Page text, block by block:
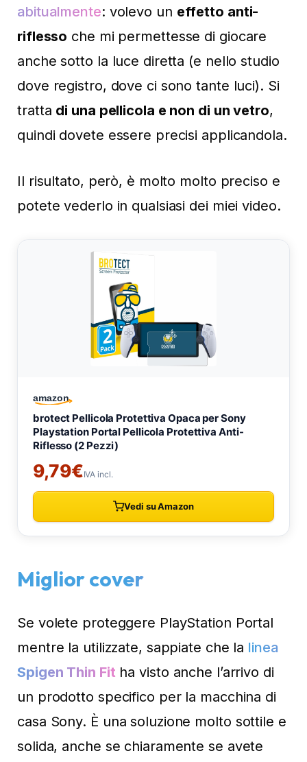
abitualmente: volevo un effetto anti-
riflesso che mi permettesse di giocare
anche sotto la luce diretta (e nello studio
dove registro, dove ci sono tante luci). Si
tratta di una pellicola e non di un vetro,
quindi dovete essere precisi applicandola.
Il risultato, però, è molto molto preciso e
potete vederlo in qualsiasi dei miei video.
Miglior cover
Se volete proteggere PlayStation Portal
mentre la utilizzate, sappiate che la linea
Spigen Thin Fit ha visto anche l’arrivo di
un prodotto specifico per la macchina di
casa Sony. È una soluzione molto sottile e
solida, anche se chiaramente se avete